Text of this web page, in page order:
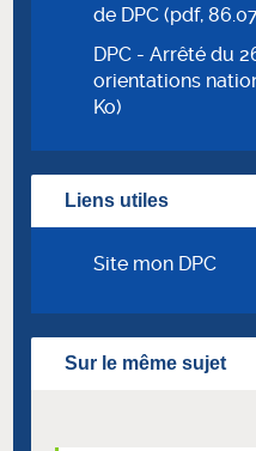
de DPC (pdf,
DPC - Arrêté du
orientations
Ko)
Liens utiles
Site mon DPC
Sur le même sujet